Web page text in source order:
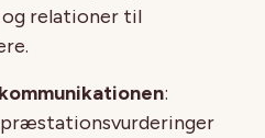
relationer til
: